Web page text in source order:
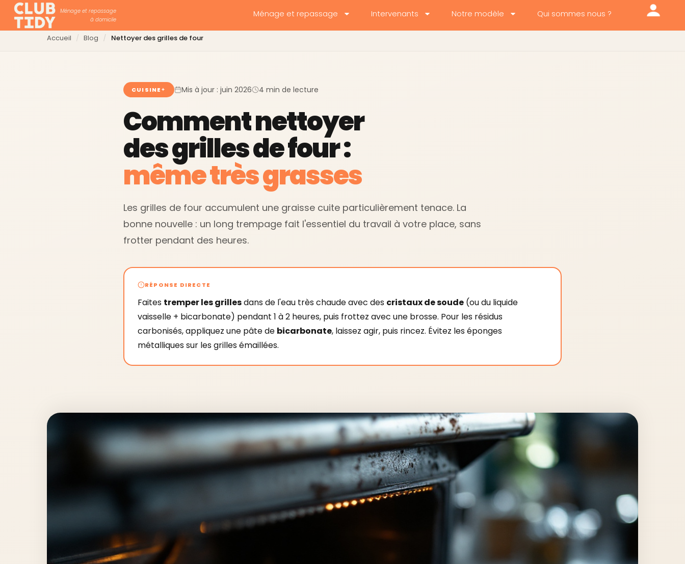
Ménage et repassage
à domicile
Ménage et repassage Intervenants Notre modèle Qui sommes nous ?
Accueil Blog Nettoyer des grilles de four
CUISINE Mis à jour : juin 2026 4 min de lecture
Comment nettoyer
des grilles de four :
même très grasses
Les grilles de four accumulent une graisse cuite particulièrement tenace. La
bonne nouvelle : un long trempage fait l'essentiel du travail à votre place, sans
frotter pendant des heures.
RÉPONSE DIRECTE
Faites tremper les grillesdans de l'eau très chaude avec des cristaux de soude (ou du liquide
vaisselle + bicarbonate) pendant 1 à 2 heures, puis frottez avec une brosse. Pour les résidus
carbonisés, appliquez une pâte de bicarbonate, laissez agir, puis rincez. Évitez les éponges
métalliques sur les grilles émaillées.